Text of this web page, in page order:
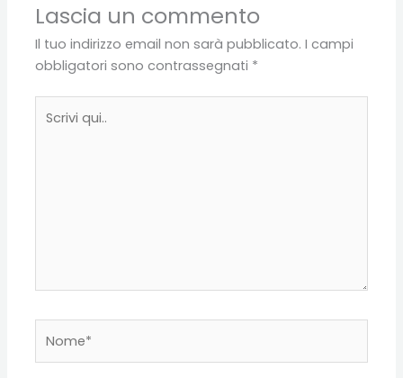
Lascia un commento
Il tuo indirizzo email non sarà pubblicato. I campi
obbligatori sono contrassegnati *
qui..